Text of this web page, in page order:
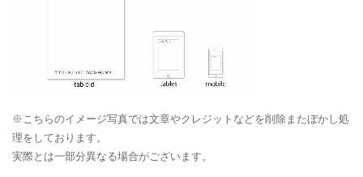
※こちらのイメージ写真では文章やクレジットなどを削除またぼかし処
理をしております。
実際とは一部分異なる場合がございます。